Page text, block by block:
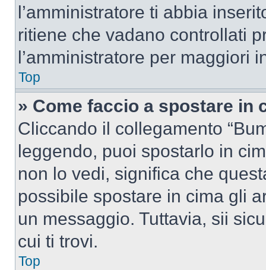
l’amministratore ti abbia
ritiene che vadano controllati
l’amministratore per maggiori
Top
» Come faccio a spostare in
Cliccando il collegamento
leggendo, puoi spostarlo in
non lo vedi, significa che
possibile spostare in cima gli
un messaggio. Tuttavia, sii
cui ti trovi.
Top